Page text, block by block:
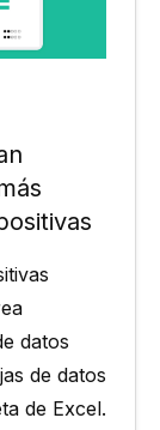
datos
de datos
de Excel.